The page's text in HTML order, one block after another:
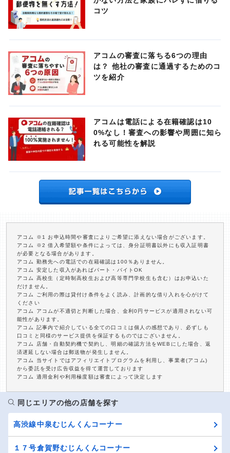
コツ
アコムの審査に落ちる6つの理由
は？ 他社の審査に通過するためのコ
ツを紹介
アコムは電話による在籍確認は10
0%なし！審査への影響や周囲に知ら
れる可能性を解説
アコム ※1 お申込時間や審査によりご希望に添えない場合がございます。
アコム ※2 借入希望額や条件によっては、身分証明書以外にも収入証明書
が必要となる場合があります。
アコム 勤務先への電話での在籍確認は100％ありません。
アコム 安定した収入があればパート・バイトOK
アコム 高校生（定時制高校生および高等専門学校生も含む）はお申込いた
だけません。
アコム ご利用の際は貸付け条件をよく読み、計画的な借り入れを心がけて
ください
アコム アコムが不適切と判断した場合、金利0円サービスが適用されない可
能性があります。
アコム 記事内で紹介している全ての口コミは個人の感想であり、必ずしも
口コミと同様のサービス提供を保証するものではございません。
アコム 店舗・自動契約機で契約し、明細の確認方法をWEBにした場合、返
済遅延しない場合は郵送物が発生しません。
アコム 当サイトではアフィリエイトプログラムを利用し、事業者(アコム)
から委託を受け広告収益を得て運営しております
アコム 適用金利や利用極度額は審査によって決定します
同じエリアの他の店舗を探す
高渋線中泉むじんくんコーナー
１７号倉賀野むじんくんコーナー